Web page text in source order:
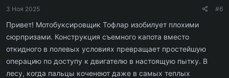
3 Ноя 2025
#6
Привет! Мотобуксировщик Тофлар изобилует плохими
сюрпризами. Конструкция съемного капота вместо
откидного в полевых условиях превращает простейшую
операцию по доступу к двигателю в настоящую пытку. В
лесу, когда пальцы коченеют даже в самых теплых